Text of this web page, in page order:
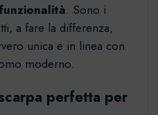
. Sono i
a fare la differenza,
unica e in linea con
moderno.
perfetta per